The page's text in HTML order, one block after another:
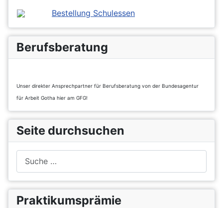
Bestellung Schulessen
Berufsberatung
Unser direkter Ansprechpartner für Berufsberatung von der Bundesagentur
für Arbeit Gotha hier am GFG!
Seite durchsuchen
Praktikumsprämie